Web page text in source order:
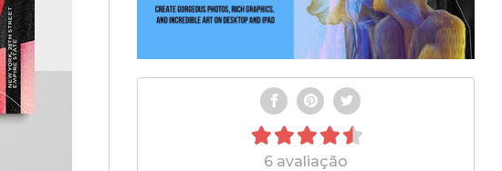
6 avaliação